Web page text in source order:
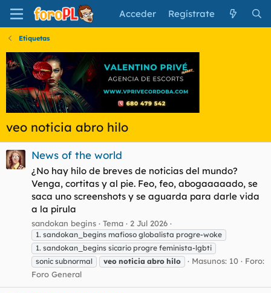
Acceder Regístrate
Etiquetas
veo noticia abro hilo
News of the world
¿No hay hilo de breves de noticias del mundo?
Venga, cortitas y al pie. Feo, feo, abogaaaaado, se
saca uno screenshots y se aguarda para darle vida
a la pirula
sandokan begins Tema 2 Jul 2026
1. sandokan_begins mafioso globalista progre-woke
1. sandokan_begins sicario progre feminista-lgbti
sonic subnormal
veo noticia abro hilo Masunos: 10
Foro:
Foro General